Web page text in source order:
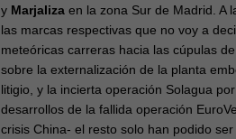
y Marjaliza en la zona Sur de Madrid. A
las marcas respectivas que no voy a
meteóricas carreras hacia las cúpulas
sobre la externalización de la planta
litigio, y la incierta operación Solagua
desarrollos de la fallida operación
crisis China- el resto solo han podido